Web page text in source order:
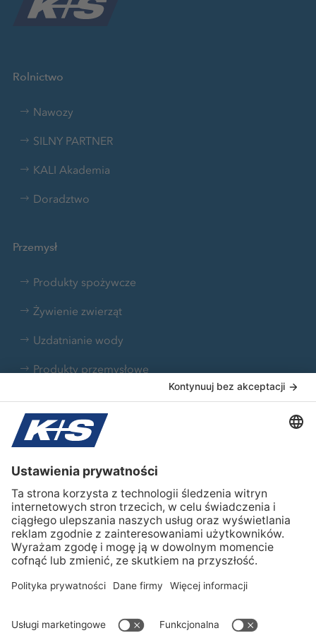
Rolnictwo
Nawozy
SILNY PARTNER
KALI Akademia
Doradztwo
Przemysł
Produkty spożywcze
Żywienie zwierząt
Uzdatnianie wody
Produkty przemysłowe
Gospodarowanie odpadami
Sól drogowa
Sól drogowa
K+S Polska
O nas
K+S global